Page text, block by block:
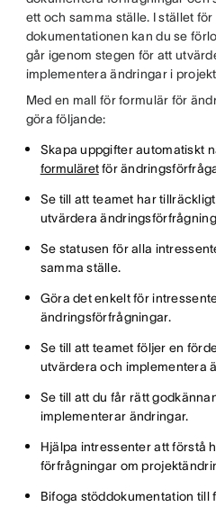
ett och samma ställe. I stället
dokumentationen kan du se
går igenom stegen för att
implementera ändringar i
Med en mall för formulär för
göra följande:
Skapa uppgifter automatiskt
formuläretför
Se till att teamet har
utvärdera
Se statusen för alla
samma ställe.
Göra det enkelt för
ändringsförfrågningar.
Se till att teamet följer en
utvärdera och implementera
Se till att du får rätt
implementerar ändringar.
Hjälpa intressenter att förstå
förfrågningar om
Bifoga stöddokumentation till